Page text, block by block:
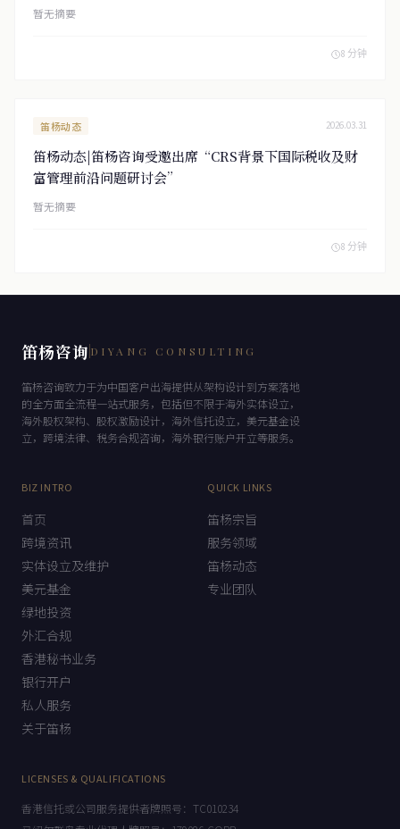
暂无摘要
8 分钟
笛杨动态 2026.03.31
笛杨动态|笛杨咨询受邀出席“CRS背景下国际税收及财
富管理前沿问题研讨会”
暂无摘要
8 分钟
笛杨咨询 DIYANG CONSULTING
笛杨咨询致力于为中国客户出海提供从架构设计到方案落地
的全方面全流程一站式服务，包括但不限于海外实体设立，
海外股权架构、股权激励设计，海外信托设立，美元基金设
立，跨境法律、税务合规咨询，海外银行账户开立等服务。
BIZ INTRO
首页
跨境资讯
实体设立及维护
美元基金
绿地投资
外汇合规
香港秘书业务
银行开户
私人服务
关于笛杨
QUICK LINKS
笛杨宗旨
服务领域
笛杨动态
专业团队
LICENSES & QUALIFICATIONS
香港信托或公司服务提供者牌照号：TC010234